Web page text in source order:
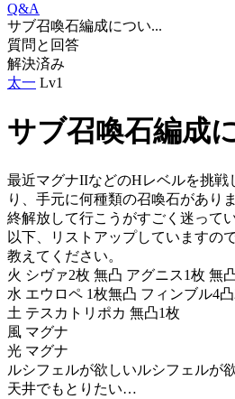
Q&A
サブ召喚石編成につい...
質問と回答
解決済み
太一 Lv1
サブ召喚石編成
最近マグナIIなどのHレベルを挑戦
り、手元に何種類の召喚石があり
終解放して行こうがすごく迷ってい
以下、リストアップしていますの
教えてください。
火 シヴァ2枚 無凸 アグニス1枚 無
水 エウロペ 1枚無凸 フィンブル4凸
土 テスカトリポカ 無凸1枚
風 マグナ
光 マグナ
ルシフェルが欲しいルシフェルが
天井でもとりたい…